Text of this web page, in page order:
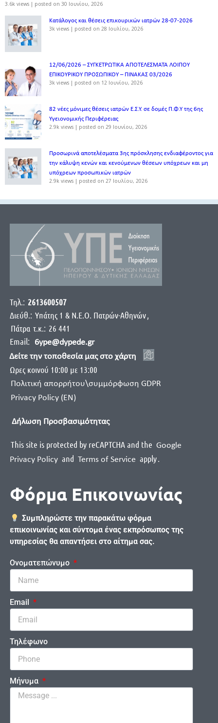
3.6k views | posted on 30 Ιουνίου, 2026
Κατάλογος και θέσεις επικουρικών ιατρών 28-07-2026
3k views | posted on 28 Ιουλίου, 2026
12/06/2026 – ΣΥΓΚΕΤΡΩΤΙΚΑ ΑΠΟΤΕΛΕΣΜΑΤΑ ΛΟΙΠΟΥ
ΕΠΙΚΟΥΡΙΚΟΥ ΠΡΟΣΩΠΙΚΟΥ – ΠΙΝΑΚΑΣ 03/2026
3k views | posted on 12 Ιουνίου, 2026
82 νέες μόνιμες θέσεις ιατρών Ε.Σ.Υ. σε δομές Π.Φ.Υ της 6ης
Υγειονομικής Περιφέρειας
2.9k views | posted on 29 Ιουνίου, 2026
Προσωρινά αποτελέσματα 3ης πρόσκλησης ενδιαφέροντος για
την κάλυψη κενών και κενούμενων θέσεων υπόχρεων και μη
υπόχρεων προσωπικών ιατρών
2.9k views | posted on 27 Ιουλίου, 2026
Τηλ.: 2613600507
Διεύθ.: Yπάτης 1 & Ν.Ε.Ο. Πατρών-Αθηνών,
Πάτρα τ.κ.: 26 441
Email:
6ype@dypede.gr
Δείτε την τοποθεσία μας στο χάρτη
Ωρες κοινού 10:00 με 13:00
Πολιτική απορρήτου\συμμόρφωση GDPR
Privacy Policy (EN)
Δήλωση Προσβασιμότητας
This site is protected by reCAPTCHA and the Google
Privacy Policy and Terms of Service apply.
Φόρμα Επικοινωνίας
Συμπληρώστε την παρακάτω φόρμα
επικοινωνίας και σύντομα ένας εκπρόσωπος της
υπηρεσίας θα απαντήσει στο αίτημα σας.
Ονοματεπώνυμο
Email
Τηλέφωνο
Μήνυμα